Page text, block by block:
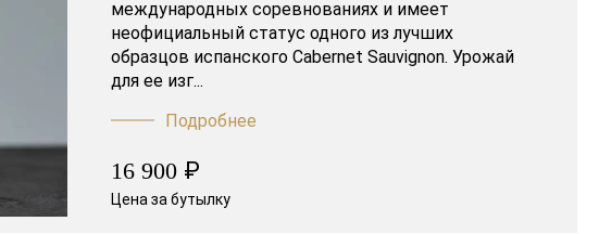
международных соревнованиях и имеет
неофициальный статус одного из лучших
образцов испанского Cabernet Sauvignon. Урожай
для ее изг...
Подробнее
16 900 ₽
Цена за бутылку